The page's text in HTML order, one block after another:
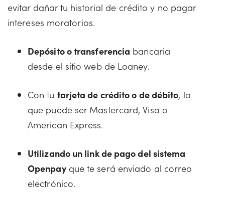
evitar dañar tu historial de crédito y no pagar
intereses moratorios.
Depósito o transferencia bancaria
desde el sitio web de Loaney.
Con tu tarjeta de crédito o de débito, la
que puede ser Mastercard, Visa o
American Express.
Utilizando un link de pago del sistema
Openpayque te será enviado al correo
electrónico.